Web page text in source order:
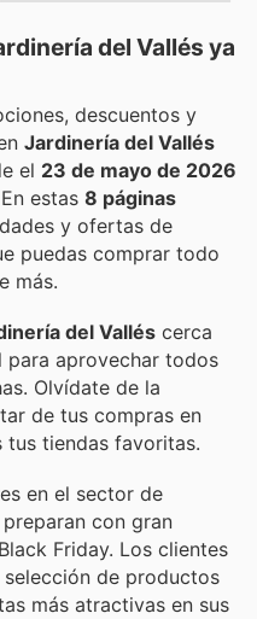
del Vallés ya
descuentos y
en Jardinería del Vallés
el 23 de mayo de 2026
. En estas 8 páginas
y ofertas de
puedas comprar todo
más.
del Vallés cerca
aprovechar todos
Olvídate de la
de tus compras en
tus tiendas favoritas.
en el sector de
con gran
Friday. Los clientes
de productos
más atractivas en sus